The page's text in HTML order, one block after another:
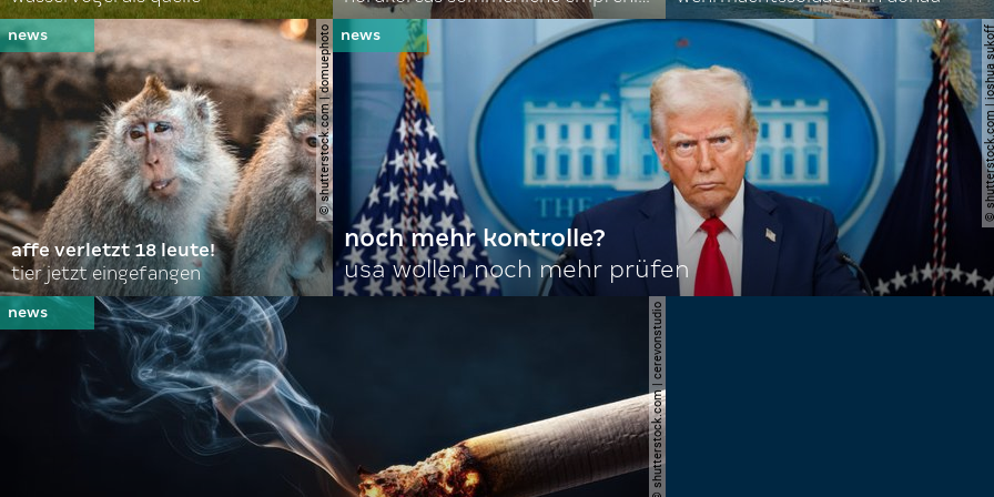
© shutterstock.com | domuephoto
affe verletzt 18 leute!
tier jetzt eingefangen
©
noch mehr kontrolle?
usa wollen noch mehr prüfen
© shutterstock.com | cerevonstudio